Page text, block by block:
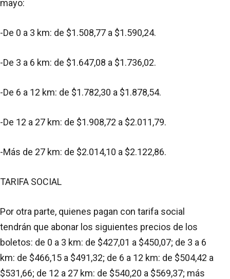
mayo:
-De 0 a 3 km: de $1.508,77 a $1.590,24.
-De 3 a 6 km: de $1.647,08 a $1.736,02.
-De 6 a 12 km: de $1.782,30 a $1.878,54.
-De 12 a 27 km: de $1.908,72 a $2.011,79.
-Más de 27 km: de $2.014,10 a $2.122,86.
TARIFA SOCIAL
Por otra parte, quienes pagan con tarifa social
tendrán que abonar los siguientes precios de los
boletos: de 0 a 3 km: de $427,01 a $450,07; de 3 a 6
km: de $466,15 a $491,32; de 6 a 12 km: de $504,42 a
$531,66; de 12 a 27 km: de $540,20 a $569,37; más